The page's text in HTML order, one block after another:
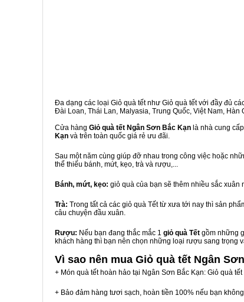
Đa dạng các loại Giỏ quà tết như Giỏ quà tết với đầy đủ
Đài Loan, Thái Lan, Malyasia, Trung Quốc, Việt Nam, Hàn
Cửa hàng Giỏ quà tết Ngân Sơn Bắc Kạn là nhà cung
Kạn và trên toàn quốc giá rẻ ưu đãi.
Sau một năm cùng giúp đỡ nhau trong công việc hoặc
thể thiếu bánh, mứt, kẹo, trà và rượu,...
Bánh, mứt, kẹo: giỏ quà của bạn sẽ thêm nhiều sắc
Trà: Trong tất cả các giỏ quà Tết từ xưa tới nay thì sản
câu chuyện đầu xuân.
Rượu: Nếu bạn đang thắc mắc 1 giỏ quà Tết gồm những
khách hàng thì bạn nên chọn những loại rượu sang trọng
Vì sao nên mua Giỏ quà tết Ngân
+ Món quà tết hoàn hảo tại Ngân Sơn Bắc Kạn: Giỏ quà
+ Bảo đảm hàng tươi sạch, hoàn tiền 100% nếu bạn